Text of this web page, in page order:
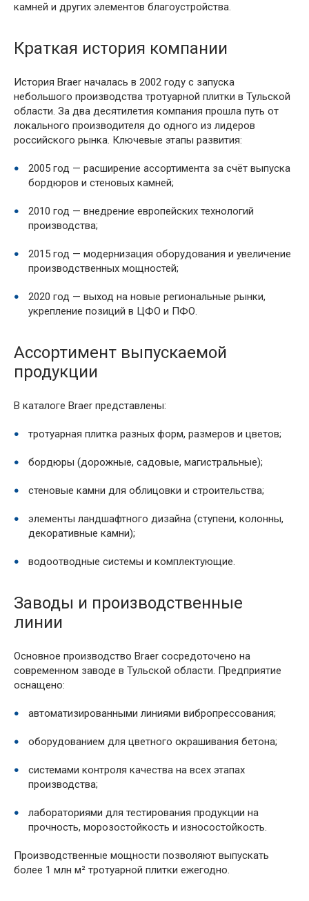
камней и других элементов благоустройства.
Краткая история компании
История Braer началась в 2002 году с запуска
небольшого производства тротуарной плитки в Тульской
области. За два десятилетия компания прошла путь от
локального производителя до одного из лидеров
российского рынка. Ключевые этапы развития:
2005 год — расширение ассортимента за счёт выпуска
бордюров и стеновых камней;
2010 год — внедрение европейских технологий
производства;
2015 год — модернизация оборудования и увеличение
производственных мощностей;
2020 год — выход на новые региональные рынки,
укрепление позиций в ЦФО и ПФО.
Ассортимент выпускаемой
продукции
В каталоге Braer представлены:
тротуарная плитка разных форм, размеров и цветов;
бордюры (дорожные, садовые, магистральные);
стеновые камни для облицовки и строительства;
элементы ландшафтного дизайна (ступени, колонны,
декоративные камни);
водоотводные системы и комплектующие.
Заводы и производственные
линии
Основное производство Braer сосредоточено на
современном заводе в Тульской области. Предприятие
оснащено:
автоматизированными линиями вибропрессования;
оборудованием для цветного окрашивания бетона;
системами контроля качества на всех этапах
производства;
лабораториями для тестирования продукции на
прочность, морозостойкость и износостойкость.
Производственные мощности позволяют выпускать
более 1 млн м² тротуарной плитки ежегодно.